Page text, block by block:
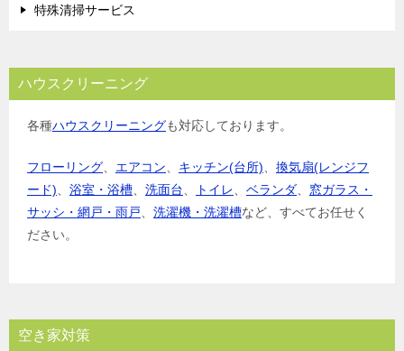
特殊清掃サービス
ハウスクリーニング
各種ハウスクリーニングも対応しております。
フローリング エアコン キッチン(台所)
換気扇(レンジフ
ード)
浴室・浴槽 洗面台 トイレ ベランダ
窓ガラス・
サッシ・網戸・雨戸
洗濯機・洗濯槽など、すべてお任せく
ださい。
空き家対策